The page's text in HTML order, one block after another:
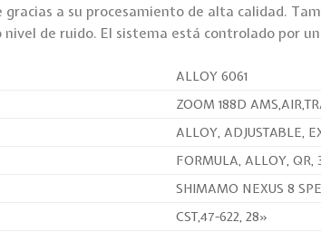
gracias a su procesamiento de alta calidad.
nivel de ruido. El sistema está controlado por
ALLOY 6061
ZOOM 188D
ALLOY, ADJUSTABLE,
FORMULA, ALLOY, QR,
SHIMAMO NEXUS 8
CST,47-622, 28»